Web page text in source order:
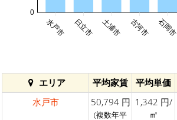
水戸市 日立市 土浦市 古河市 石岡市
0
エリア 平均家賃 平均単価
水戸市
50,794 円
(複数年平
1,342 円/
㎡